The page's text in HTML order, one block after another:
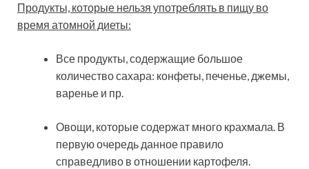
Продукты, которые нельзя употреблять в пищу во
время атомной диеты:
Все продукты, содержащие большое
количество сахара: конфеты, печенье, джемы,
варенье и пр.
Овощи, которые содержат много крахмала. В
первую очередь данное правило
справедливо в отношении картофеля.